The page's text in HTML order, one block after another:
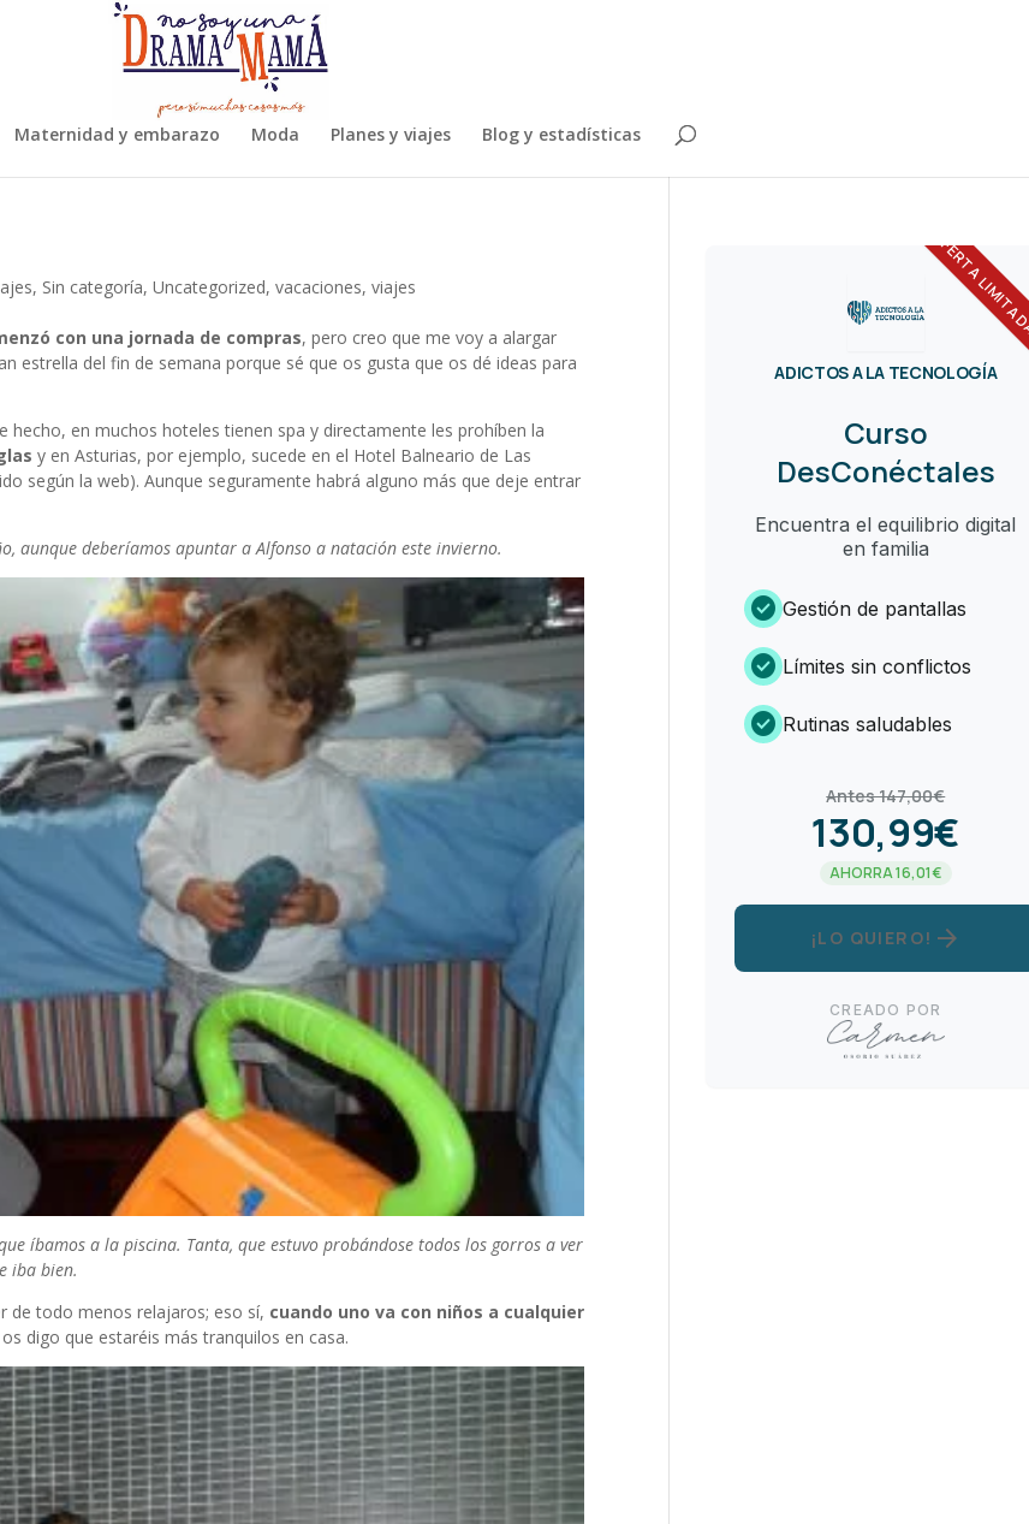
Maternidad y embarazo Moda Planes y viajes Blog y estadísticas
, Sin categoría, Uncategorized, vacaciones, viajes
con una jornada de compras, pero creo que me voy a alargar
estrella del fin de semana porque sé que os gusta que os dé ideas para
hecho, en muchos hoteles tienen spa y directamente les prohíben la
y en Asturias, por ejemplo, sucede en el Hotel Balneario de Las
según la web). Aunque seguramente habrá alguno más que deje entrar
aunque deberíamos apuntar a Alfonso a natación este invierno.
íbamos a la piscina. Tanta, que estuvo probándose todos los gorros a ver
iba bien.
de todo menos relajaros; eso sí, cuando uno va con niños a cualquier
digo que estaréis más tranquilos en casa.
OFERTA
ADICTOS A LA TECNOLOGÍA
Curso
DesConéctales
Encuentra el equilibrio digital
en familia
check_circle Gestión de pantallas
check_circle Límites sin conflictos
check_circle Rutinas saludables
Antes 147,00€
130,99€
AHORRA 16,01€
¡LO QUIERO! arrow_forward
CREADO POR